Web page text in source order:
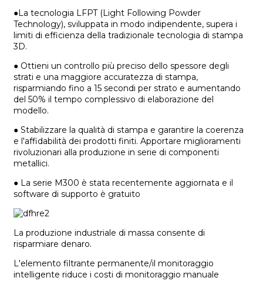
●La tecnologia LFPT (Light Following Powder
Technology), sviluppata in modo indipendente, supera i
limiti di efficienza della tradizionale tecnologia di stampa
3D.
● Ottieni un controllo più preciso dello spessore degli
strati e una maggiore accuratezza di stampa,
risparmiando fino a 15 secondi per strato e aumentando
del 50% il tempo complessivo di elaborazione del
modello.
● Stabilizzare la qualità di stampa e garantire la coerenza
e l'affidabilità dei prodotti finiti. Apportare miglioramenti
rivoluzionari alla produzione in serie di componenti
metallici.
● La serie M300 è stata recentemente aggiornata e il
software di supporto è gratuito
La produzione industriale di massa consente di
risparmiare denaro.
L'elemento filtrante permanente/il monitoraggio
intelligente riduce i costi di monitoraggio manuale